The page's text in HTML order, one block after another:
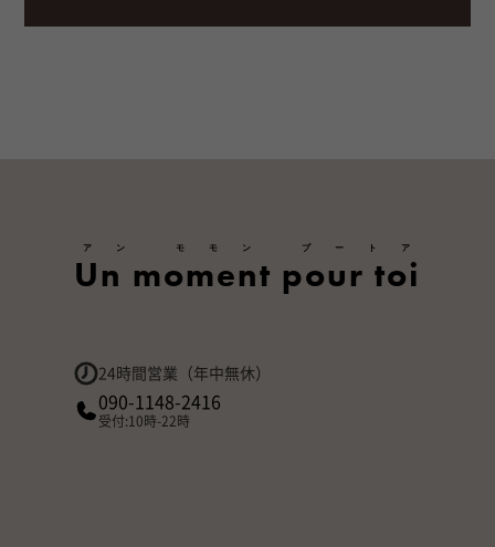
Un moment pour toi
アン モモン プートア
24時間営業（年中無休）
090-1148-2416
受付:10時-22時